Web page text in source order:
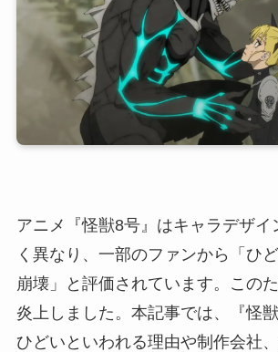
アニメ『怪獣8号』はキャラデザイ
く異なり、一部のファンから「ひ
崩壊」と評価されています。この
炎上しました。本記事では、『怪
ひどいといわれる理由や制作会社